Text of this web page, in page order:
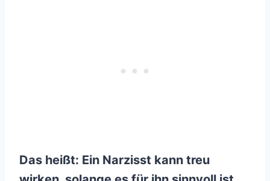
Das heißt: Ein Narzisst kann treu